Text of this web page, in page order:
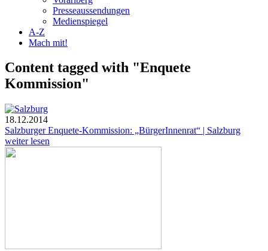
Presseaussendungen
Medienspiegel
A-Z
Mach mit!
Content tagged with "Enquete
Kommission"
18.12.2014
Salzburger Enquete-Kommission: „BürgerInnenrat“ | Salzburg
weiter lesen